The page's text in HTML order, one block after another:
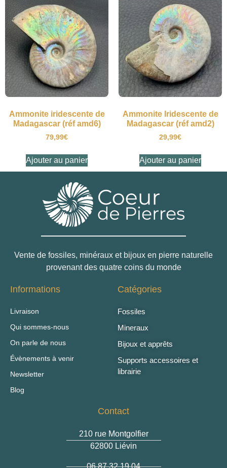
Ammonite iridescente de
Madagascar (réf amd6)
79,99€
Ajouter au panier
Ammonite Iridescente de
Madagascar (réf amd2)
29,99€
Ajouter au panier
Vente de fossiles, minéraux et bijoux en pierre naturelle
provenant des quatre coins du monde
Informations
Livraison
Qui sommes-nous
On parle de nous
Évènements à venir
Newsletter
Blog
Catégories
Fossiles
Mineraux
Bijoux et apprêts
Supports accessoires et
librairie
Contact
210 rue Montgolfier
62800 Liévin